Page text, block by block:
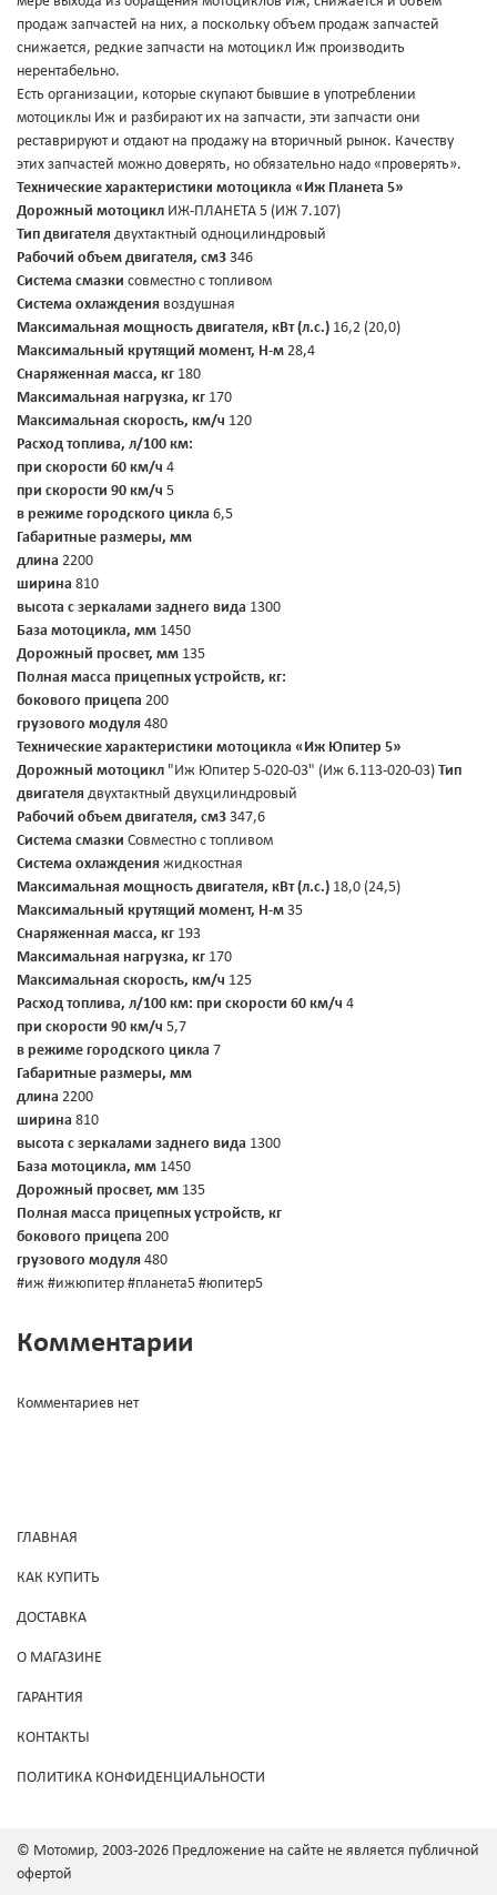
продаж запчастей на них, а поскольку объем продаж запчастей
снижается, редкие запчасти на мотоцикл Иж производить
нерентабельно.
Есть организации, которые скупают бывшие в употреблении
мотоциклы Иж и разбирают их на запчасти, эти запчасти они
реставрируют и отдают на продажу на вторичный рынок. Качеству
этих запчастей можно доверять, но обязательно надо «проверять».
Технические характеристики мотоцикла «Иж Планета 5»
Дорожный мотоцикл ИЖ-ПЛАНЕТА 5 (ИЖ 7.107)
Тип двигателя двухтактный одноцилиндровый
Рабочий объем двигателя, см3 346
Система смазки совместно с топливом
Система охлаждения воздушная
Максимальная мощность двигателя, кВт (л.с.) 16,2 (20,0)
Максимальный крутящий момент, Н-м 28,4
Снаряженная масса, кг 180
Максимальная нагрузка, кг 170
Максимальная скорость, км/ч 120
Расход топлива, л/100 км:
при скорости 60 км/ч 4
при скорости 90 км/ч 5
в режиме городского цикла 6,5
Габаритные размеры, мм
длина 2200
ширина 810
высота с зеркалами заднего вида 1300
База мотоцикла, мм 1450
Дорожный просвет, мм 135
Полная масса прицепных устройств, кг:
бокового прицепа 200
грузового модуля 480
Технические характеристики мотоцикла «Иж Юпитер 5»
Дорожный мотоцикл "Иж Юпитер 5-020-03" (Иж 6.113-020-03) Тип
двигателя двухтактный двухцилиндровый
Рабочий объем двигателя, см3 347,6
Система смазки Совместно с топливом
Система охлаждения жидкостная
Максимальная мощность двигателя, кВт (л.с.) 18,0 (24,5)
Максимальный крутящий момент, Н-м 35
Снаряженная масса, кг 193
Максимальная нагрузка, кг 170
Максимальная скорость, км/ч 125
Расход топлива, л/100 км: при скорости 60 км/ч 4
при скорости 90 км/ч 5,7
в режиме городского цикла 7
Габаритные размеры, мм
длина 2200
ширина 810
высота с зеркалами заднего вида 1300
База мотоцикла, мм 1450
Дорожный просвет, мм 135
Полная масса прицепных устройств, кг
бокового прицепа 200
грузового модуля 480
#иж #ижюпитер #планета5 #юпитер5
Комментарии
Комментариев нет
ГЛАВНАЯ
КАК КУПИТЬ
ДОСТАВКА
О МАГАЗИНЕ
ГАРАНТИЯ
КОНТАКТЫ
ПОЛИТИКА КОНФИДЕНЦИАЛЬНОСТИ
© Мотомир, 2003-2026 Предложение на сайте не является публичной
офертой